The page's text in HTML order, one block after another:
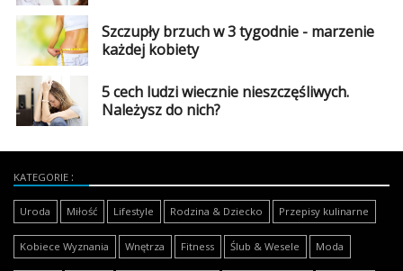
Szczupły brzuch w 3 tygodnie - marzenie
każdej kobiety
5 cech ludzi wiecznie nieszczęśliwych.
Należysz do nich?
KATEGORIE
Uroda Miłość Lifestyle Rodzina & Dziecko Przepisy kulinarne
Kobiece Wyznania Wnętrza Fitness Ślub & Wesele Moda